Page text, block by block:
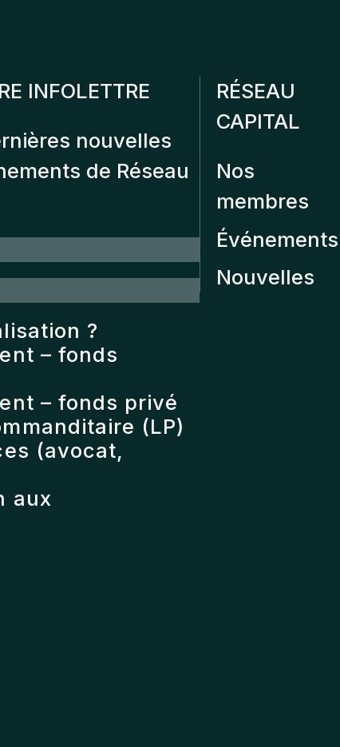
INFOLETTRE
nouvelles
de Réseau
?
– fonds
– fonds privé
(LP)
(avocat,
aux
RÉSEAU
CAPITAL
Nos
membres
Événements
Nouvelles